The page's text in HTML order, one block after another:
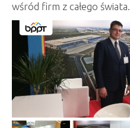
wśród firm z całego świata.